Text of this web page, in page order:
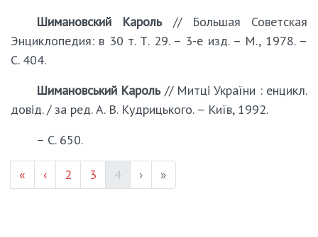
Шимановский Кароль// Большая Советская
Энциклопедия: в 30 т. Т. 29. – 3-е изд. – М., 1978. –
С. 404.
Шимановський Кароль// Митці України : енцикл.
довід. / за ред. А. В. Кудрицького. – Київ, 1992.
– С. 650.
« ‹ Page #
2 Page #
3 (current)
4 › »